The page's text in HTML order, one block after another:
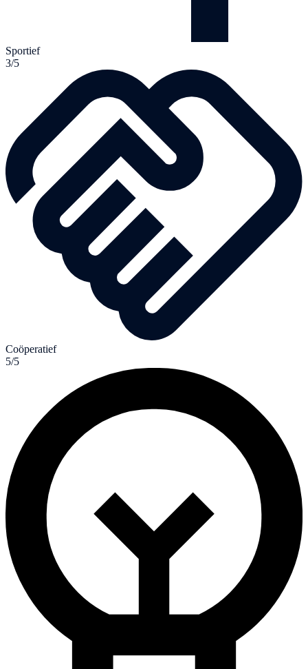
Sportief
3/5
Coöperatief
5/5